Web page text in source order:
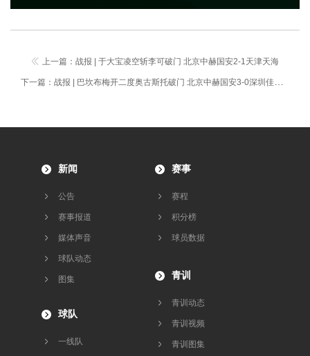
上一篇： 战报 | 于大宝凌空斩李可破门 北京中赫国安2-1天津天海
下一篇： 战报 | 巴坎布梅开二度奥古斯托破门 北京中赫国安3-0深圳佳兆业
新闻
公告
赛事报道
媒体声音
球队动态
图集
赛事
赛程
积分榜
球员数据
球队
一线队
青训
青训动态
青训视频
青训图集